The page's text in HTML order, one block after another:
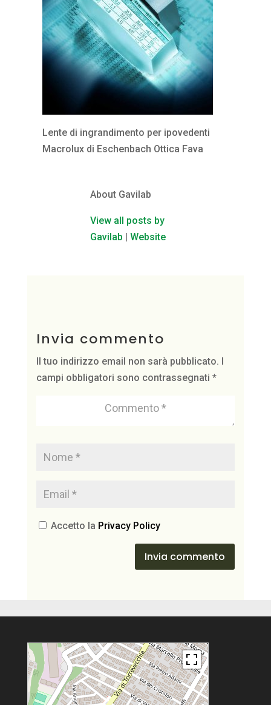
Lente di ingrandimento per ipovedenti
Macrolux di Eschenbach Ottica Fava
About Gavilab
View all posts by
Gavilab | Website
Invia commento
Il tuo indirizzo email non sarà pubblicato. I
campi obbligatori sono contrassegnati *
Accetto la Privacy Policy